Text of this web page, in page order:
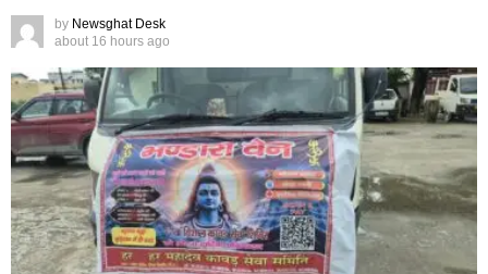
by Newsghat Desk
about 16 hours ago